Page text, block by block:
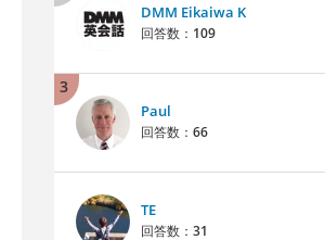
DMM Eikaiwa K
回答数： 109
3
Paul
回答数： 66
TE
回答数： 31